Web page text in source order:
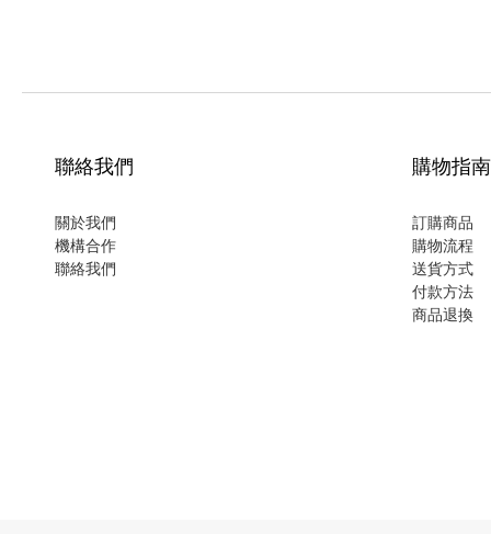
聯絡我們
關於我們
機構合作
聯絡我們
購物指南
訂購商品
購物流程
送貨方式
付款方法
商品退換